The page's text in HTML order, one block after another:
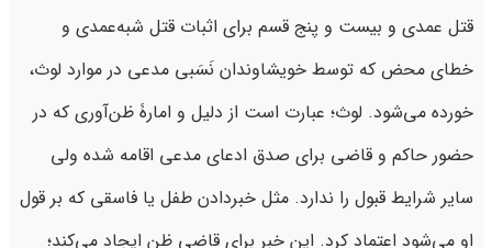
قتل عمدی و بیست و پنج قسم برای اثبات قتل شبه‌عمدی و
خطای محض که توسط خویشاوندان نَسَبی مدعی در موارد لوث،
خورده می‌شود. لوث؛ عبارت است از دلیل و امارۀ ظن‌آوری که در
حضور حاکم و قاضی برای صدق ادعای مدعی اقامه شده ولی
سایر شرایط قبول را ندارد. مثل خبردادن طفل یا فاسقی که بر قول
او می‌شود اعتماد کرد. این خبر برای قاضی ظن ایجاد می‌کند؛